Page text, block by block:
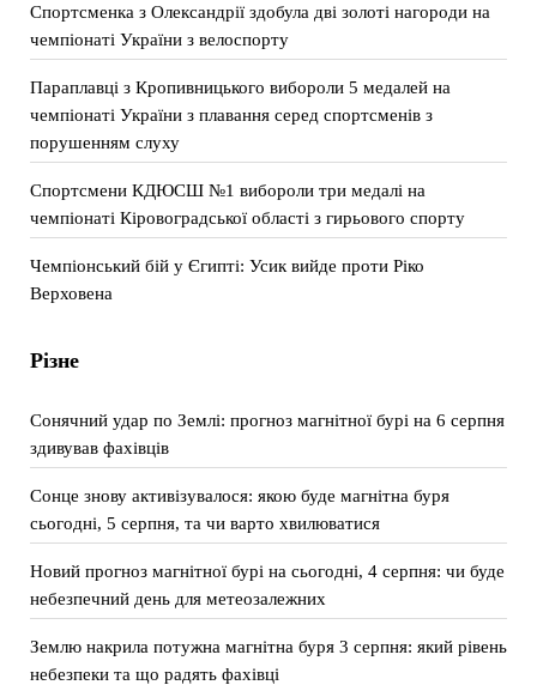
Спортсменка з Олександрії здобула дві золоті нагороди на
чемпіонаті України з велоспорту
Параплавці з Кропивницького вибороли 5 медалей на
чемпіонаті України з плавання серед спортсменів з
порушенням слуху
Спортсмени КДЮСШ №1 вибороли три медалі на
чемпіонаті Кіровоградської області з гирьового спорту
Чемпіонський бій у Єгипті: Усик вийде проти Ріко
Верховена
Різне
Сонячний удар по Землі: прогноз магнітної бурі на 6 серпня
здивував фахівців
Сонце знову активізувалося: якою буде магнітна буря
сьогодні, 5 серпня, та чи варто хвилюватися
Новий прогноз магнітної бурі на сьогодні, 4 серпня: чи буде
небезпечний день для метеозалежних
Землю накрила потужна магнітна буря 3 серпня: який рівень
небезпеки та що радять фахівці